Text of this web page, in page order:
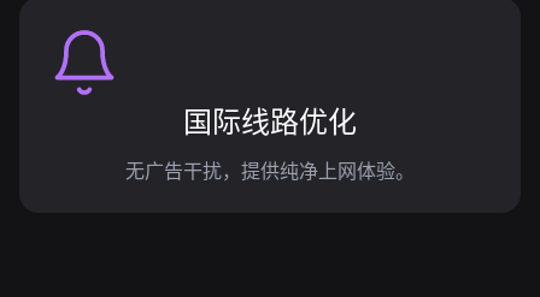
国际线路优化
无广告干扰，提供纯净上网体验。